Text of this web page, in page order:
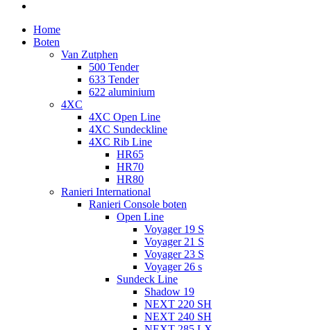
Home
Boten
Van Zutphen
500 Tender
633 Tender
622 aluminium
4XC
4XC Open Line
4XC Sundeckline
4XC Rib Line
HR65
HR70
HR80
Ranieri International
Ranieri Console boten
Open Line
Voyager 19 S
Voyager 21 S
Voyager 23 S
Voyager 26 s
Sundeck Line
Shadow 19
NEXT 220 SH
NEXT 240 SH